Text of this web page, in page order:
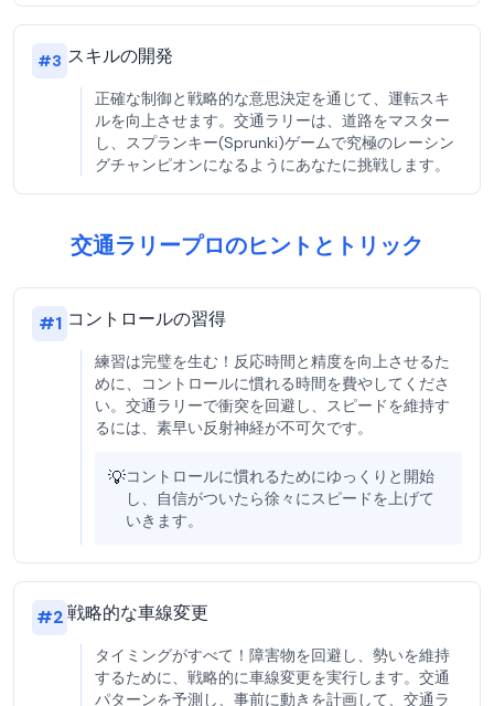
#3 スキルの開発
正確な制御と戦略的な意思決定を通じて、運転スキ
ルを向上させます。交通ラリーは、道路をマスター
し、スプランキー(Sprunki)ゲームで究極のレーシン
グチャンピオンになるようにあなたに挑戦します。
交通ラリープロのヒントとトリック
#1 コントロールの習得
練習は完璧を生む！反応時間と精度を向上させるた
めに、コントロールに慣れる時間を費やしてくださ
い。交通ラリーで衝突を回避し、スピードを維持す
るには、素早い反射神経が不可欠です。
💡コントロールに慣れるためにゆっくりと開始
し、自信がついたら徐々にスピードを上げて
いきます。
#2戦略的な車線変更
タイミングがすべて！障害物を回避し、勢いを維持
するために、戦略的に車線変更を実行します。交通
パターンを予測し、事前に動きを計画して、交通ラ